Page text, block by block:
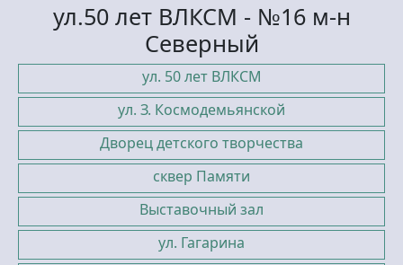
ул.50 лет ВЛКСМ - №16 м-н
Северный
ул. 50 лет ВЛКСМ
ул. З. Космодемьянской
Дворец детского творчества
сквер Памяти
Выставочный зал
ул. Гагарина